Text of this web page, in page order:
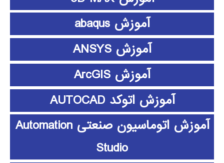
آموزش abaqus
آموزش ANSYS
آموزش ArcGIS
آموزش اتوکد AUTOCAD
آموزش اتوماسیون صنعتی Automation
Studio